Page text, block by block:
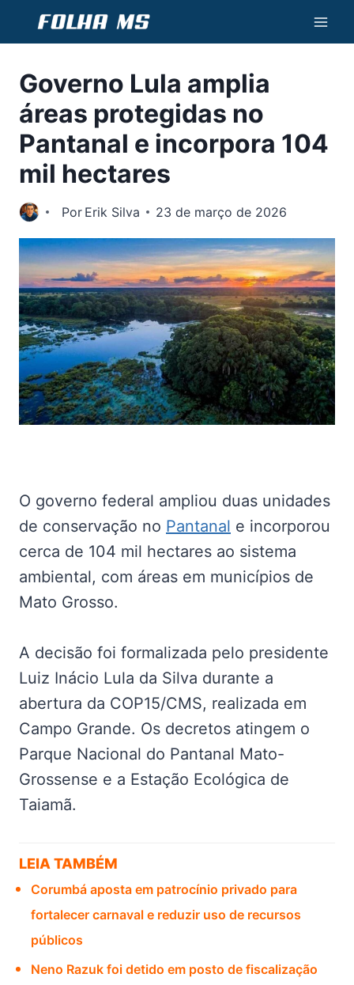
Conteúdo
Governo Lula amplia
áreas protegidas no
Pantanal e incorpora 104
mil hectares
Por Erik Silva 23 de março de 2026
O governo federal ampliou duas unidades
de conservação no Pantanal e incorporou
cerca de 104 mil hectares ao sistema
ambiental, com áreas em municípios de
Mato Grosso.
A decisão foi formalizada pelo presidente
Luiz Inácio Lula da Silva durante a
abertura da COP15/CMS, realizada em
Campo Grande. Os decretos atingem o
Parque Nacional do Pantanal Mato-
Grossense e a Estação Ecológica de
Taiamã.
LEIA TAMBÉM
Corumbá aposta em patrocínio privado para
fortalecer carnaval e reduzir uso de recursos
públicos
Neno Razuk foi detido em posto de fiscalização